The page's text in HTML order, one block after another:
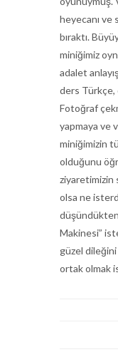
heyecanı ve
bıraktı.
miniğimiz
adalet
ders Türkçe,
Fotoğraf
yapmaya ve
miniğimizin
olduğunu
ziyaretimizin
olsa ne
Makinesi”
güzel
ortak olmak